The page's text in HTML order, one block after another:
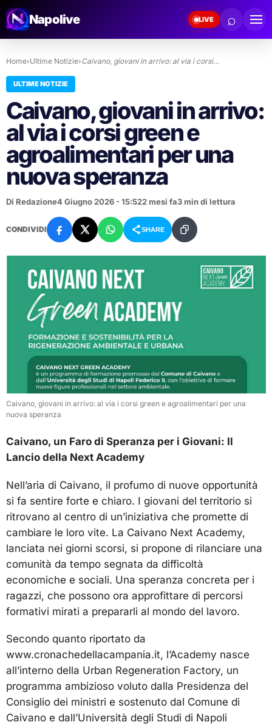
Napolive LIVE ⌕
Home›Ultime Notizie›Caivano, giovani in arrivo: al via i corsi…
ULTIME NOTIZIE
Caivano, giovani in arrivo:
al via i corsi green e
agroalimentari per una
nuova speranza
Di Redazione4 Giugno 2026 - 15:522 mesi fa3 min di lettura
CONDIVIDI SHARE
Caivano, giovani in arrivo: al via i corsi green e agroalimentari per una
nuova speranza
Caivano, un Faro di Speranza per i Giovani: Il
Lancio della Next Academy
Nell’aria di Caivano, il profumo di nuove opportunità
si fa sentire forte e chiaro. I giovani del territorio si
ritrovano al centro di un’iniziativa che promette di
cambiare le loro vite. La Caivano Next Academy,
lanciata nei giorni scorsi, si propone di rilanciare una
comunità da tempo segnata da difficoltà
economiche e sociali. Una speranza concreta per i
ragazzi, che possono ora approfittare di percorsi
formativi mirati a prepararli al mondo del lavoro.
Secondo quanto riportato da
www.cronachedellacampania.it, l’Academy nasce
all’interno della Urban Regeneration Factory, un
programma ambizioso voluto dalla Presidenza del
Consiglio dei ministri e sostenuto dal Comune di
Caivano e dall’Università degli Studi di Napoli